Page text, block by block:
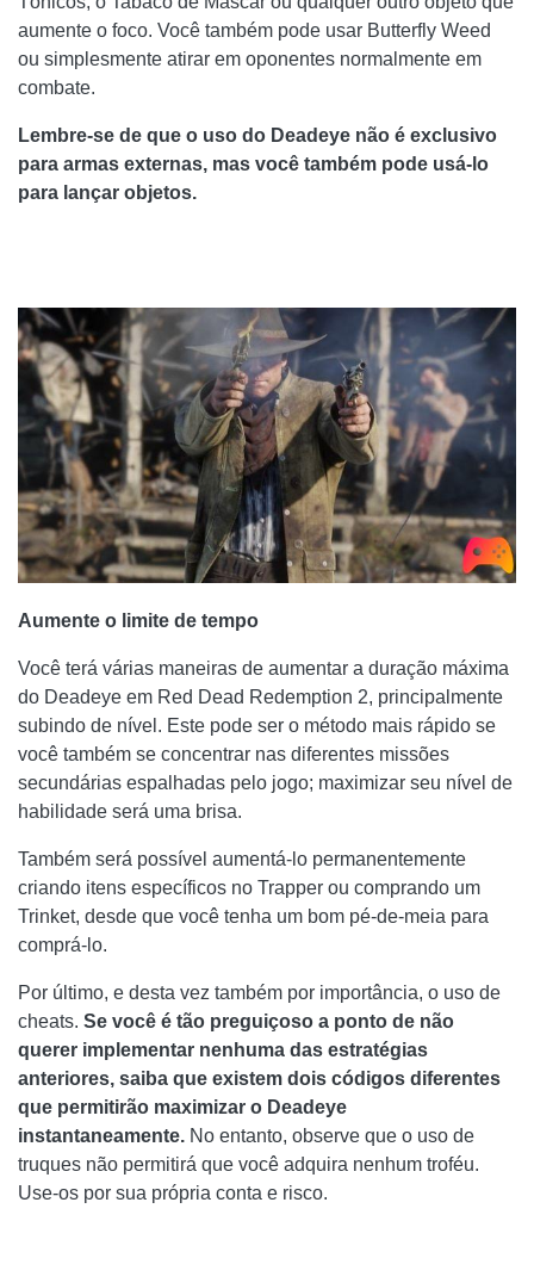
aumente o foco. Você também pode usar Butterfly Weed
ou simplesmente atirar em oponentes normalmente em
combate.
Lembre-se de que o uso do Deadeye não é exclusivo
para armas externas, mas você também pode usá-lo
para lançar objetos.
Aumente o limite de tempo
Você terá várias maneiras de aumentar a duração máxima
do Deadeye em Red Dead Redemption 2, principalmente
subindo de nível. Este pode ser o método mais rápido se
você também se concentrar nas diferentes missões
secundárias espalhadas pelo jogo; maximizar seu nível de
habilidade será uma brisa.
Também será possível aumentá-lo permanentemente
criando itens específicos no Trapper ou comprando um
Trinket, desde que você tenha um bom pé-de-meia para
comprá-lo.
Por último, e desta vez também por importância, o uso de
cheats. Se você é tão preguiçoso a ponto de não
querer implementar nenhuma das estratégias
anteriores, saiba que existem dois códigos diferentes
que permitirão maximizar o Deadeye
instantaneamente. No entanto, observe que o uso de
truques não permitirá que você adquira nenhum troféu.
Use-os por sua própria conta e risco.